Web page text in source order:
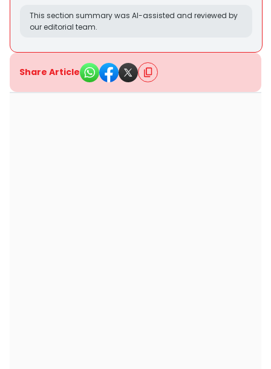
This section summary was AI-assisted and reviewed by
our editorial team.
Share Article